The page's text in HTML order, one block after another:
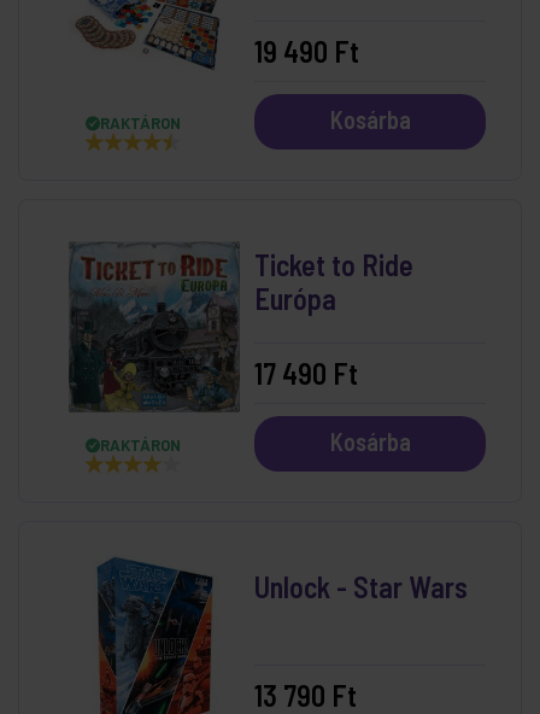
RAKTÁRON
19 490 Ft
Kosárba
RAKTÁRON
Ticket to Ride
Európa
17 490 Ft
Kosárba
Unlock - Star Wars
13 790 Ft